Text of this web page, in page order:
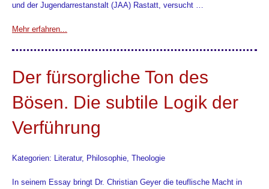
und der Jugendarrestanstalt (JAA) Rastatt, versucht …
Mehr erfahren...
Der fürsorgliche Ton des
Bösen. Die subtile Logik der
Verführung
Kategorien: Literatur, Philosophie, Theologie
In seinem Essay bringt Dr. Christian Geyer die teuflische Macht in